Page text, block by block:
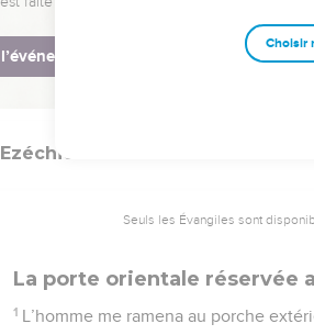
l’affirme, moi, le Seigneur Dieu. »
© Société biblique française – Bibli’O, 1997,
Ezéchiel
Seuls les Évangiles sont
La porte orientale réservée
1 L’homme me ramena au porche
Choisir